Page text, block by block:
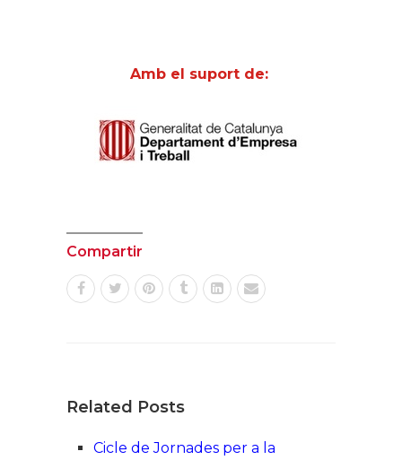
Amb el suport de:
Compartir
Related Posts
Cicle de Jornades per a la